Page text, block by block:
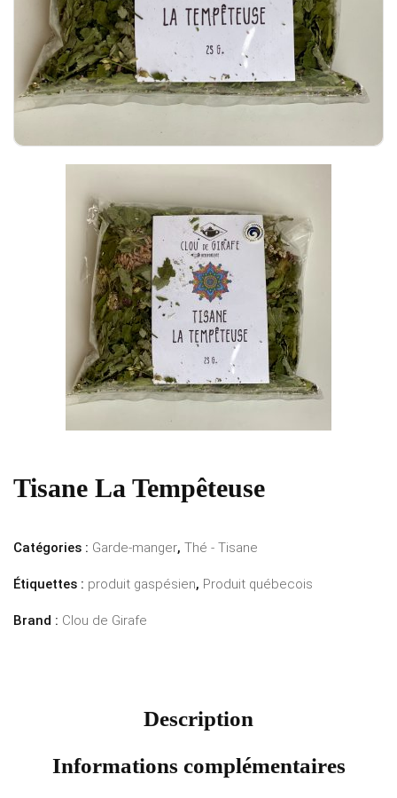
Tisane La Tempêteuse
Catégories : Garde-manger, Thé - Tisane
Étiquettes : produit gaspésien, Produit québecois
Brand : Clou de Girafe
Description
Informations complémentaires